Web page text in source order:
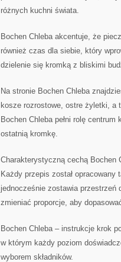
różnych kuchni świata.
Bochen Chleba akcentuje, że
również czas dla siebie, który
dzielenie się kromką z bliskimi
Na stronie Bochen Chleba
kosze rozrostowe, ostre żyletki, a
Bochen Chleba pełni rolę
ostatnią kromkę.
Charakterystyczną cechą Bochen
Każdy przepis został
jednocześnie zostawia przestrzeń
zmieniać proporcje, aby
Bochen Chleba – instrukcje krok
w którym każdy poziom
wyborem składników.